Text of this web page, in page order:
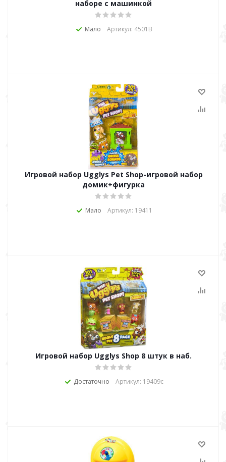
наборе с машинкой
Мало Артикул: 4501В
Игровой набор Ugglys Pet Shop-игровой набор
домик+фигурка
Мало Артикул: 19411
Игровой набор Ugglys Shop 8 штук в наб.
Достаточно Артикул: 19409с